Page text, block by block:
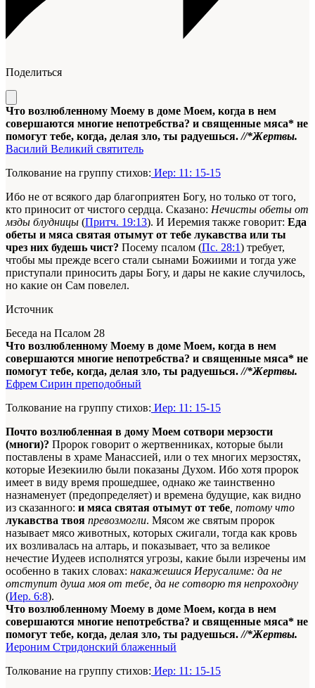
Поделиться
Что возлюбленному Моему в доме Моем, когда в нем
совершаются многие непотребства? и священные мяса* не
помогут тебе, когда, делая зло, ты радуешься.//*Жертвы.
Василий Великий святитель
Толкование на группу стихов: Иер: 11: 15-15
Ибо не от всякого дар благоприятен Богу, но только от того,
кто приносит от чистого сердца. Сказано: Нечисты обеты от
мзды блудницы (Притч. 19:13). И Иеремия также говорит: Еда
обеты и мяса святая отымут от тебе лукавства или ты
чрез них будешь чист? Посему псалом (Пс. 28:1) требует,
чтобы мы прежде всего стали сынами Божиими и тогда уже
приступали приносить дары Богу, и дары не какие случилось,
но какие он Сам повелел.
Источник
Беседа на Псалом 28
Что возлюбленному Моему в доме Моем, когда в нем
совершаются многие непотребства? и священные мяса* не
помогут тебе, когда, делая зло, ты радуешься.//*Жертвы.
Ефрем Сирин преподобный
Толкование на группу стихов: Иер: 11: 15-15
Почто возлюбленная в дому Моем сотвори мерзости
(многи)? Пророк говорит о жертвенниках, которые были
поставлены в храме Манассией, или о тех многих мерзостях,
которые Иезекиилю были показаны Духом. Ибо хотя пророк
имеет в виду время прошедшее, однако же таинственно
назнаменует (предопределяет) и времена будущие, как видно
из сказанного: и мяса святая отымут от тебе , потому что
лукавства твоя превозмогли. Мясом же святым пророк
называет мясо животных, которых сжигали, тогда как кровь
их возливалась на алтарь, и показывает, что за великое
нечестие Иудеев исполнятся угрозы, какие были изречены им
особенно в таких словах: накажешися Иерусалиме: да не
отступит душа моя от тебе, да не сотворю тя непроходну
(Иер. 6:8).
Что возлюбленному Моему в доме Моем, когда в нем
совершаются многие непотребства? и священные мяса* не
помогут тебе, когда, делая зло, ты радуешься.//*Жертвы.
Иероним Стридонский блаженный
Толкование на группу стихов: Иер: 11: 15-15